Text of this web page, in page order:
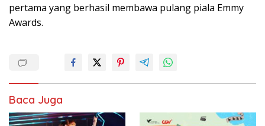
pertama yang berhasil membawa pulang piala Emmy
Awards.
Baca Juga